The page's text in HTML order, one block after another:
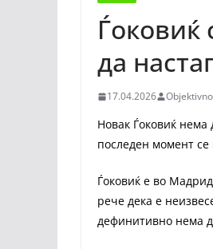
да
17.04.2026
Новак Ѓоковиќ
последен момент се
Ѓоковиќ е во
рече дека е
дефинитивно нема